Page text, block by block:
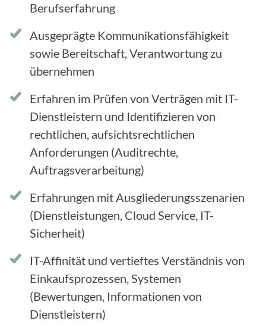
Berufserfahrung
Ausgeprägte Kommunikationsfähigkeit
sowie Bereitschaft, Verantwortung zu
übernehmen
Erfahren im Prüfen von Verträgen mit IT-
Dienstleistern und Identifizieren von
rechtlichen, aufsichtsrechtlichen
Anforderungen (Auditrechte,
Auftragsverarbeitung)
Erfahrungen mit Ausgliederungsszenarien
(Dienstleistungen, Cloud Service, IT-
Sicherheit)
IT-Affinität und vertieftes Verständnis von
Einkaufsprozessen, Systemen
(Bewertungen, Informationen von
Dienstleistern)